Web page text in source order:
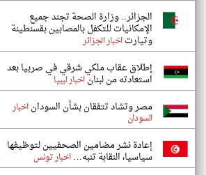
الجزائر.. وزارة الصحة تجند جميع
الإمكانيات للتكفل بالمصابين بقسنطينة
وتيارتاخبار الجزائر
إطلاق عقاب ملكي شرقي في صربيا بعد
استعادته من لبناناخبار ليبيا
مصر وتشاد تتفقان بشأن السوداناخبار
السودان
إعادة نشر مضامين الصحفيين لتوظيفها
سياسيا، النقابة تنبه…اخبار تونس